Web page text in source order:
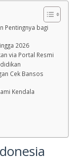
Pentingnya bagi
2026
via Portal Resmi
Cek Bansos
Kendala